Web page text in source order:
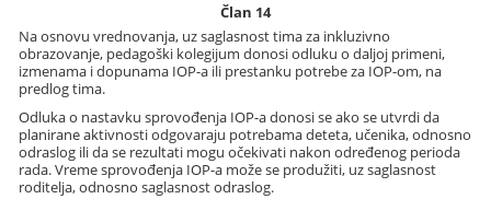
Član 14
Na osnovu vrednovanja, uz saglasnost tima za inkluzivno
obrazovanje, pedagoški kolegijum donosi odluku o daljoj primeni,
izmenama i dopunama IOP-a ili prestanku potrebe za IOP-om, na
predlog tima.
Odluka o nastavku sprovođenja IOP-a donosi se ako se utvrdi da
planirane aktivnosti odgovaraju potrebama deteta, učenika, odnosno
odraslog ili da se rezultati mogu očekivati nakon određenog perioda
rada. Vreme sprovođenja IOP-a može se produžiti, uz saglasnost
roditelja, odnosno saglasnost odraslog.